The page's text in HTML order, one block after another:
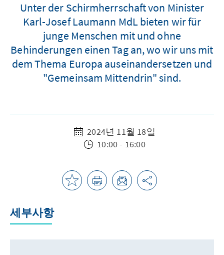
Unter der Schirmherrschaft von Minister
Karl-Josef Laumann MdL bieten wir für
junge Menschen mit und ohne
Behinderungen einen Tag an, wo wir uns mit
dem Thema Europa auseinandersetzen und
"Gemeinsam Mittendrin" sind.
2024년 11월 18일
10:00 - 16:00
세부사항